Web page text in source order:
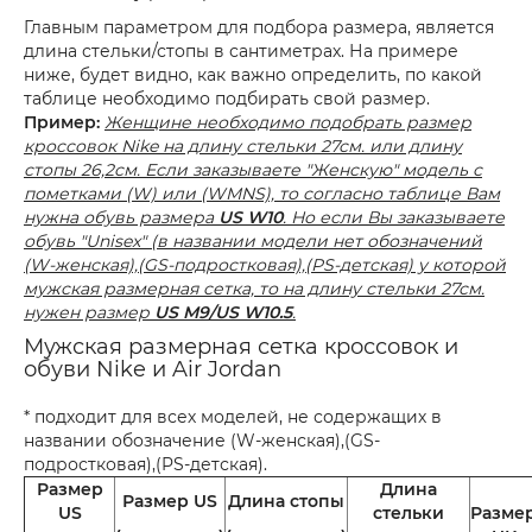
Главным параметром для подбора размера, является
длина стельки/стопы в сантиметрах. На примере
ниже, будет видно, как важно определить, по какой
таблице необходимо подбирать свой размер.
Пример: Женщине необходимо подобрать размер
кроссовок Nike на длину стельки 27см. или длину
стопы 26,2см. Если заказываете "Женскую" модель с
пометками (W) или (WMNS), то согласно таблице Вам
нужна обувь размера US W10. Но если Вы заказываете
обувь "Unisex" (в названии модели нет обозначений
(W-женская),(GS-подростковая),(PS-детская) у которой
мужская размерная сетка, то на длину стельки 27см.
нужен размер US M9/US W10.5.
Мужская размерная сетка кроссовок и
обуви Nike и Air Jordan
* подходит для всех моделей, не содержащих в
названии обозначение (W-женская),(GS-
подростковая),(PS-детская).
Размер
US
Размер US Длина стопы
Длина
стельки